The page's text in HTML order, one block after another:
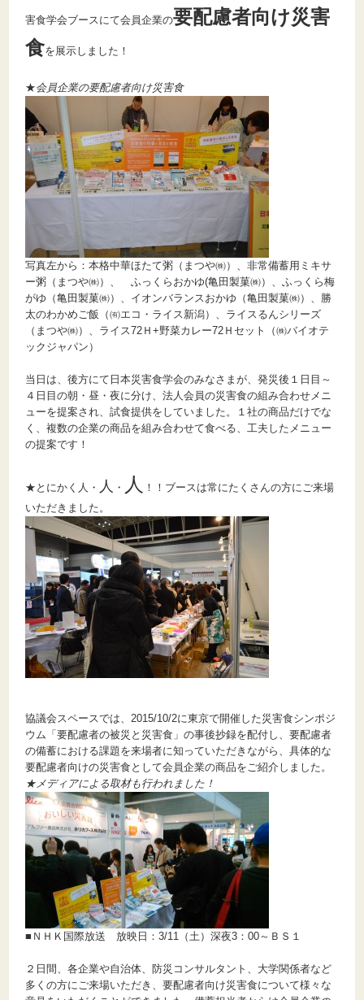
害食学会ブースにて会員企業の要配慮者向け災害
食を展示しました！
★会員企業の要配慮者向け災害食
写真左から：本格中華ほたて粥（まつや㈱）、非常備蓄用ミキサ
ー粥（まつや㈱）、 ふっくらおかゆ(亀田製菓㈱）、ふっくら梅
がゆ（亀田製菓㈱）、イオンバランスおかゆ（亀田製菓㈱）、勝
太のわかめご飯（㈲エコ・ライス新潟）、ライスるんシリーズ
（まつや㈱）、ライス72Ｈ+野菜カレー72Ｈセット（㈱バイオテ
ックジャパン）
当日は、後方にて日本災害食学会のみなさまが、発災後１日目～
４日目の朝・昼・夜に分け、法人会員の災害食の組み合わせメニ
ューを提案され、試食提供をしていました。１社の商品だけでな
く、複数の企業の商品を組み合わせて食べる、工夫したメニュー
の提案です！
★とにかく人・ 人 ・ 人
！！ブースは常にたくさんの方にご来場
いただきました。
協議会スペースでは、2015/10/2に東京で開催した災害食シンポジ
ウム「要配慮者の被災と災害食」の事後抄録を配付し、要配慮者
の備蓄における課題を来場者に知っていただきながら、具体的な
要配慮者向けの災害食として会員企業の商品をご紹介しました。
★メディアによる取材も行われました！
■ＮＨＫ国際放送 放映日：3/11（土）深夜3：00～ＢＳ１
２日間、各企業や自治体、防災コンサルタント、大学関係者など
多くの方にご来場いただき、要配慮者向け災害食について様々な